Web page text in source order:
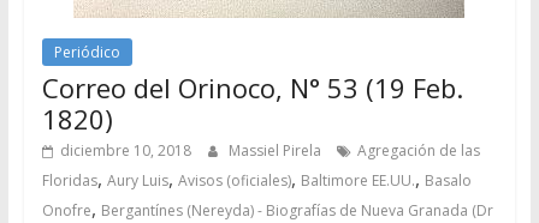
Periódico
Correo del Orinoco, N° 53 (19 Feb.
1820)
diciembre 10, 2018 Massiel Pirela
Agregación de las
Floridas, Aury Luis, Avisos (oficiales), Baltimore EE.UU., Basalo
Onofre, Bergantínes (Nereyda) - Biografías de Nueva Granada (Dr